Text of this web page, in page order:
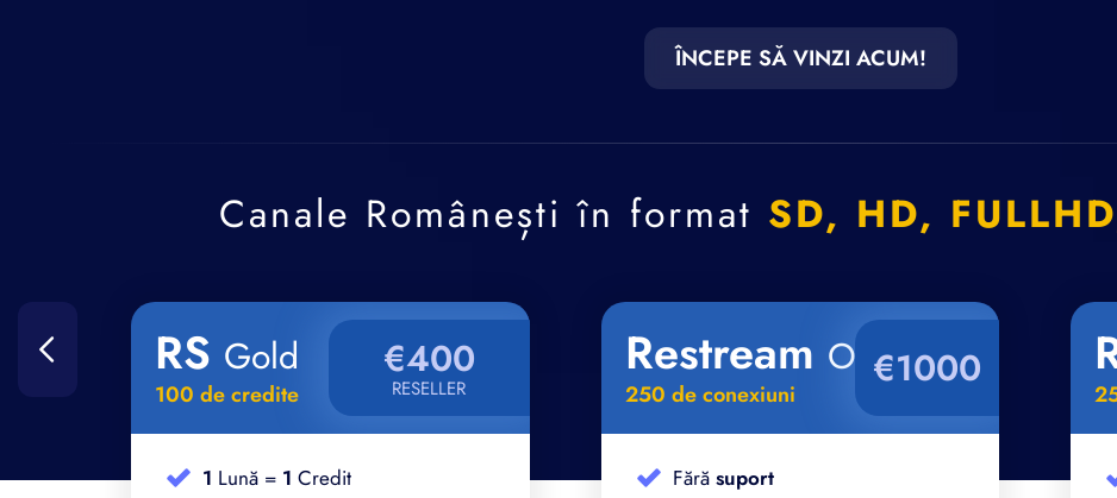
ÎNCEPE SĂ VINZI ACUM!
Canale Românești în format SD, HD,
RS Gold
100 de credite
€400
RESELLER
1 Lună = 1 Credit
Restream Only
250 de conexiuni
€1000
Fără suport